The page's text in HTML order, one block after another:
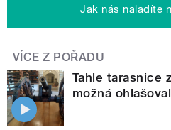
Jak nás naladíte
VÍCE Z POŘADU
Tahle tarasnice
možná